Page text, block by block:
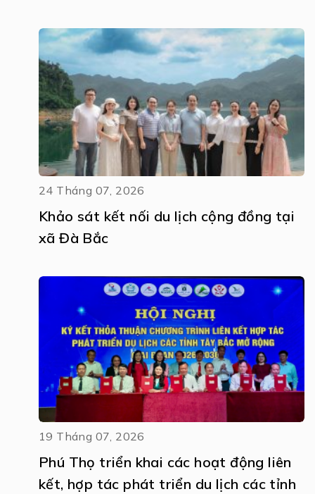
24 Tháng 07, 2026
Khảo sát kết nối du lịch cộng đồng tại
xã Đà Bắc
19 Tháng 07, 2026
Phú Thọ triển khai các hoạt động liên
kết, hợp tác phát triển du lịch các tỉnh